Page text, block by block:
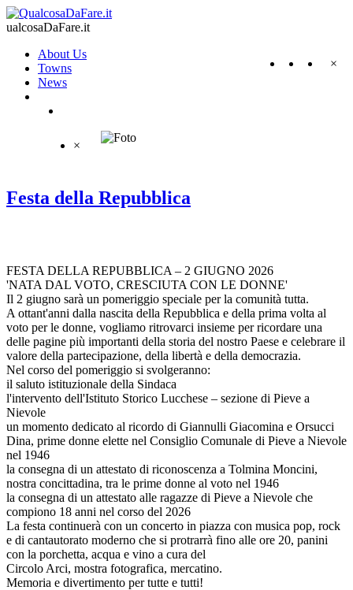
ualcosaDaFare.it
×
About Us
Towns
News
×
Festa della Repubblica
FESTA DELLA REPUBBLICA – 2 GIUGNO 2026
'NATA DAL VOTO, CRESCIUTA CON LE DONNE'
Il 2 giugno sarà un pomeriggio speciale per la comunità tutta.
A ottant'anni dalla nascita della Repubblica e della prima volta al
voto per le donne, vogliamo ritrovarci insieme per ricordare una
delle pagine più importanti della storia del nostro Paese e celebrare il
valore della partecipazione, della libertà e della democrazia.
Nel corso del pomeriggio si svolgeranno:
il saluto istituzionale della Sindaca
l'intervento dell'Istituto Storico Lucchese – sezione di Pieve a
Nievole
un momento dedicato al ricordo di Giannulli Giacomina e Orsucci
Dina, prime donne elette nel Consiglio Comunale di Pieve a Nievole
nel 1946
la consegna di un attestato di riconoscenza a Tolmina Moncini,
nostra concittadina, tra le prime donne al voto nel 1946
la consegna di un attestato alle ragazze di Pieve a Nievole che
compiono 18 anni nel corso del 2026
La festa continuerà con un concerto in piazza con musica pop, rock
e di cantautorato moderno che si protrarrà fino alle ore 20, panini
con la porchetta, acqua e vino a cura del
Circolo Arci, mostra fotografica, mercatino.
Memoria e divertimento per tutte e tutti!